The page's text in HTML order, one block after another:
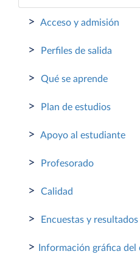
> Acceso y admisión
> Perfiles de salida
> Qué se aprende
> Plan de estudios
> Apoyo al estudiante
> Profesorado
> Calidad
> Encuestas y resultados
> Información gráfica del